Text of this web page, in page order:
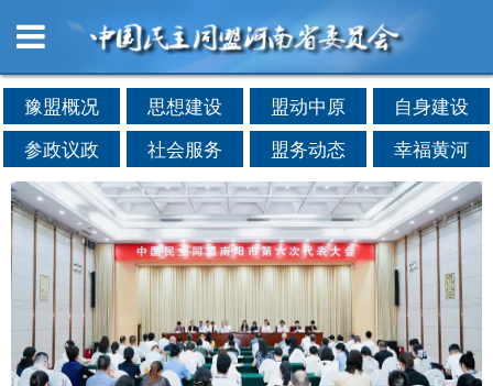
豫盟概况 思想建设 盟动中原
自身建设
参政议政
社会服务 盟务动态 幸福黄河